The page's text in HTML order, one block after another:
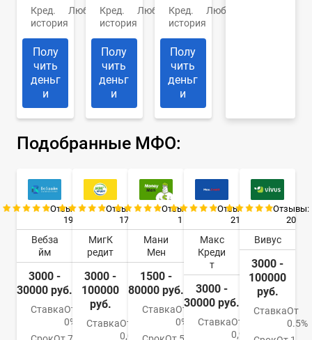
Кред.
история
Любая
Полу
чить
деньг
и
Кред.
история
Любая
Полу
чить
деньг
и
Кред.
история
Любая
Полу
чить
деньг
и
Подобранные МФО:
Отзывы:
19
Вебза
йм
3000 -
30000 руб.
СтавкаОт
0%
Отзывы:
17
МигК
редит
3000 -
100000
руб.
СтавкаОт
0,08%
Отзывы:
1
Мани
Мен
1500 -
80000 руб.
СтавкаОт
0%
Отзывы:
21
Макс
Креди
т
3000 -
30000 руб.
СтавкаОт
0,9%
Отзывы:
20
Вивус
3000 -
100000
руб.
СтавкаОт
0.5%